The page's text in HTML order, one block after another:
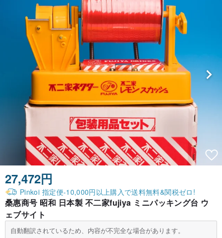
27,472円
Pinkoi 指定便-10,000円以上購入で送料無料&関税ゼロ!
桑惠商号 昭和 日本製 不二家fujiya ミニパッキング台 ウ
ェブサイト
自動翻訳されているため、内容が不完全な場合があります。